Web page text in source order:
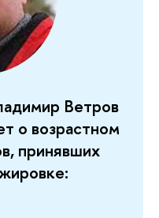
Ветров
о возрастном
принявших